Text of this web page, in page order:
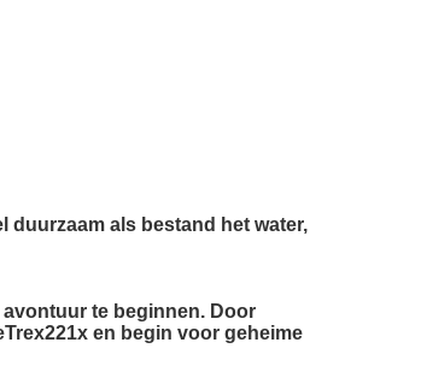
duurzaam als bestand het water,
te beginnen. Door
en begin voor geheime